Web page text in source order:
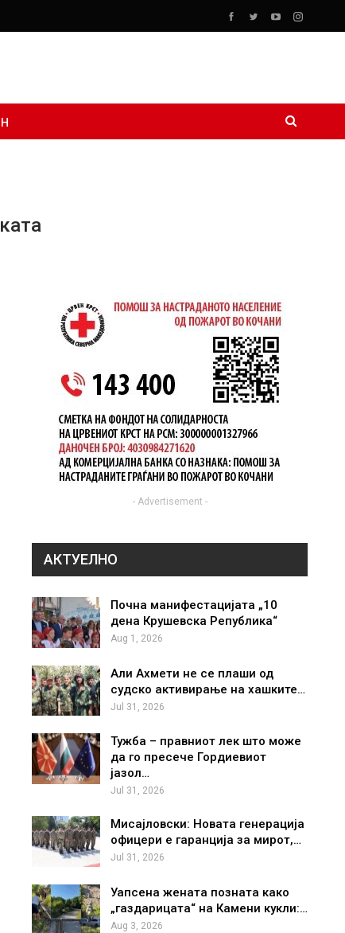
- Advertisement -
АКТУЕЛНО
Почна манифестацијата „10
дена Крушевска Република“
Aug 1, 2026
Али Ахмети не се плаши од
судско активирање на хашките…
Jul 31, 2026
Тужба – правниот лек што може
да го пресече Гордиевиот
јазол…
Jul 31, 2026
Мисајловски: Новата генерација
офицери е гаранција за мирот,…
Jul 31, 2026
Уапсена жената позната како
„газдарицата“ на Камени кукли:…
Aug 3, 2026